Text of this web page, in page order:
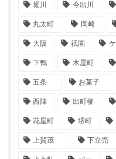
堀川 今出川
丸太町 岡崎
大阪 祇園
下鴨 木屋町
五条 お菓子
西陣 出町柳
花屋町 堺町
上賀茂 下立売